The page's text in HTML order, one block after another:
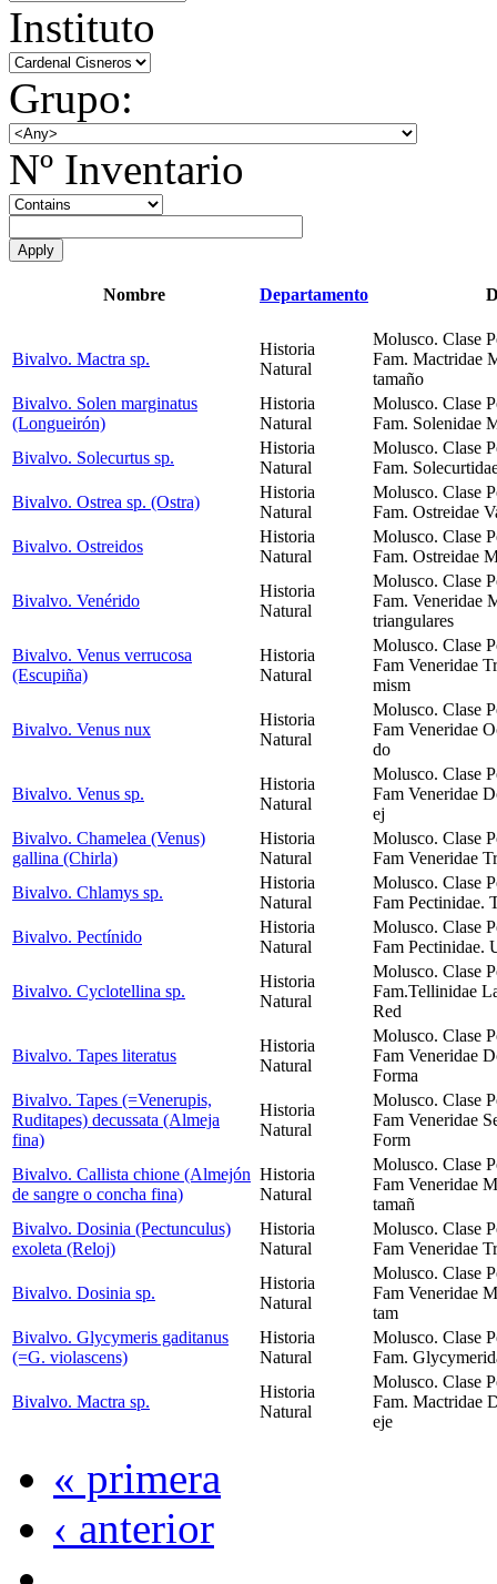
Instituto
Grupo:
Nº Inventario
Nombre Departamento
Bivalvo. Mactra sp.
Historia
Natural
Molusco. Clase
Fam. Mactridae
tamaño
Bivalvo. Solen marginatus
(Longueirón)
Historia
Natural
Molusco. Clase
Fam. Solenidae
Bivalvo. Solecurtus sp.
Historia
Natural
Molusco. Clase
Fam.
Bivalvo. Ostrea sp. (Ostra)
Historia
Natural
Molusco. Clase
Fam. Ostreidae
Bivalvo. Ostreidos
Historia
Natural
Molusco. Clase
Fam. Ostreidae
Bivalvo. Venérido
Historia
Natural
Molusco. Clase
Fam. Veneridae
triangulares
Bivalvo. Venus verrucosa
(Escupiña)
Historia
Natural
Molusco. Clase
Fam Veneridae
mism
Bivalvo. Venus nux
Historia
Natural
Molusco. Clase
Fam Veneridae
do
Bivalvo. Venus sp.
Historia
Natural
Molusco. Clase
Fam Veneridae
ej
Bivalvo. Chamelea (Venus)
gallina (Chirla)
Historia
Natural
Molusco. Clase
Fam Veneridae
Bivalvo. Chlamys sp.
Historia
Natural
Molusco. Clase
Fam Pectinidae.
Bivalvo. Pectínido
Historia
Natural
Molusco. Clase
Fam Pectinidae.
Bivalvo. Cyclotellina sp.
Historia
Natural
Molusco. Clase
Fam.Tellinidae
Red
Bivalvo. Tapes literatus
Historia
Natural
Molusco. Clase
Fam Veneridae
Forma
Bivalvo. Tapes (=Venerupis,
Ruditapes) decussata (Almeja
fina)
Historia
Natural
Molusco. Clase
Fam Veneridae
Form
Bivalvo. Callista chione (Almejón
de sangre o concha fina)
Historia
Natural
Molusco. Clase
Fam Veneridae
tamañ
Bivalvo. Dosinia (Pectunculus)
exoleta (Reloj)
Historia
Natural
Molusco. Clase
Fam Veneridae
Bivalvo. Dosinia sp.
Historia
Natural
Molusco. Clase
Fam Veneridae
tam
Bivalvo. Glycymeris gaditanus
(=G. violascens)
Historia
Natural
Molusco. Clase
Fam.
Bivalvo. Mactra sp.
Historia
Natural
Molusco. Clase
Fam. Mactridae
eje
« primera
‹ anterior